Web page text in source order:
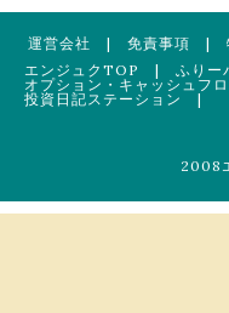
運営会社 | 免責事項 |
エンジュクTOP
| ふりー
オプション・キャッシュフ
投資日記ステーション
|
2008